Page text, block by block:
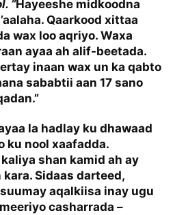
“Hayeeshe midkoodna
Qaarkood xittaa
wax loo aqriyo. Waxa
ayaa ah alif-beetada.
inaan wax un ka qabto
sababtii aan 17 sano
la hadlay ku dhawaad
ku nool xaafadda.
shan kamid ah ay
Sidaas darteed,
aqalkiisa inay ugu
casharrada –